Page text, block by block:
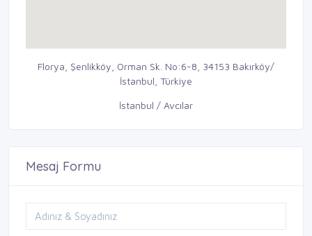
Florya, Şenlikköy, Orman Sk. No:6-8, 34153 Bakırköy/
İstanbul, Türkiye
İstanbul / Avcılar
Mesaj Formu